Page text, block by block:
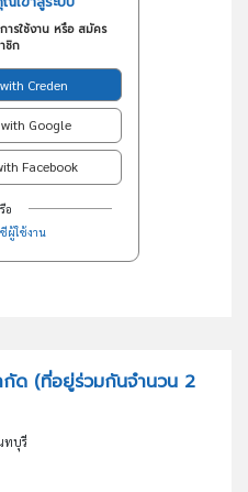
ารใช้งาน หรือ สมัคร
ชิก
Creden
Google
Facebook
อ
ผู้ใช้งาน
กัด (ที่อยู่ร่วมกันจำนวน 2
ทบุรี